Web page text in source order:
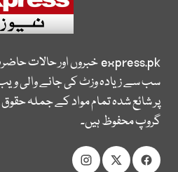
express.pkخبروں اور حالات
سب سے زیادہ وزٹ کی جانے والی
پر شائع شدہ تمام مواد کے جملہ
گروپ محفوظ ہیں۔